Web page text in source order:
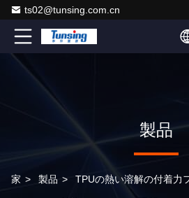
ts02@tunsing.com.cn
製品
家 > 製品 > TPUの熱い溶解の付着力